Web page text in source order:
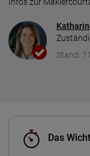
Stand:
Das